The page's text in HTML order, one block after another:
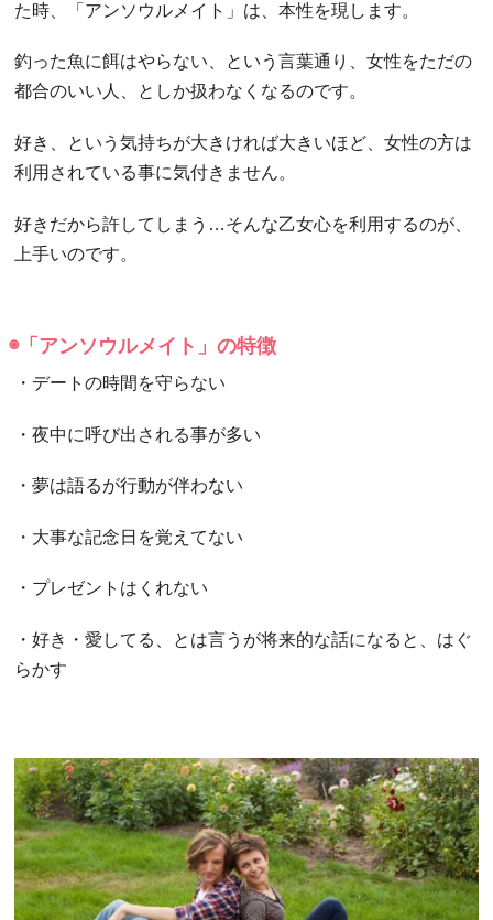
た時、「アンソウルメイト」は、本性を現します。
釣った魚に餌はやらない、という言葉通り、女性をただの
都合のいい人、としか扱わなくなるのです。
好き、という気持ちが大きければ大きいほど、女性の方は
利用されている事に気付きません。
好きだから許してしまう…そんな乙女心を利用するのが、
上手いのです。
◉「アンソウルメイト」の特徴
・デートの時間を守らない
・夜中に呼び出される事が多い
・夢は語るが行動が伴わない
・大事な記念日を覚えてない
・プレゼントはくれない
・好き・愛してる、とは言うが将来的な話になると、はぐ
らかす